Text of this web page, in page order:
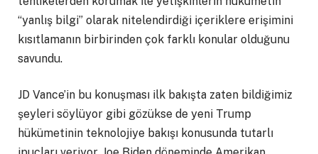
“yanlış bilgi” olarak nitelendirdiği içeriklere erişimini
kısıtlamanın birbirinden çok farklı konular olduğunu
savundu.
JD Vance’in bu konuşması ilk bakışta zaten bildiğimiz
şeyleri söylüyor gibi gözükse de yeni Trump
hükümetinin teknolojiye bakışı konusunda tutarlı